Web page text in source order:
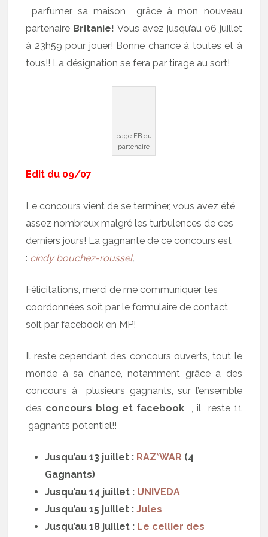
parfumer sa maison grâce à mon nouveau
partenaire Britanie!Vous avez jusqu’au 06 juillet
à 23h59 pour jouer! Bonne chance à toutes et à
tous!! La désignation se fera par tirage au sort!
page FB du
partenaire
Edit du 09/07
Le concours vient de se terminer, vous avez été
assez nombreux malgré les turbulences de ces
derniers jours! La gagnante de ce concours est
: cindy bouchez-roussel,
Félicitations, merci de me communiquer tes
coordonnées soit par le formulaire de contact
soit par facebook en MP!
Il reste cependant des concours ouverts, tout le
monde à sa chance, notamment grâce à des
concours à plusieurs gagnants, sur l’ensemble
des concours blog et facebook , il reste 11
gagnants potentiel!!
Jusqu’au 13 juillet : RAZ*WAR (4
Gagnants)
Jusqu’au 14 juillet : UNIVEDA
Jusqu’au 15 juillet :Jules
Jusqu’au 18 juillet : Le cellier des